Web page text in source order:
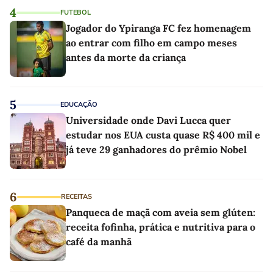
4 FUTEBOL
Jogador do Ypiranga FC fez homenagem
ao entrar com filho em campo meses
antes da morte da criança
5 EDUCAÇÃO
Universidade onde Davi Lucca quer
estudar nos EUA custa quase R$ 400 mil e
já teve 29 ganhadores do prêmio Nobel
6 RECEITAS
Panqueca de maçã com aveia sem glúten:
receita fofinha, prática e nutritiva para o
café da manhã